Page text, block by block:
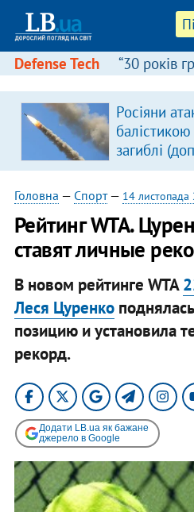
Defense Tech “30 років
Росіяни
загиблі
Головна — Спорт— 14 листопада
Рейтинг WTA.
ставят личные
В новом рейтинге WTA
Леся Цуренко
позицию и установила
рекорд.
Додати LB.ua як бажане
джерело в Google